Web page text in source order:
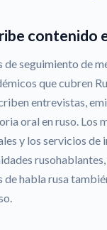
contenido
de seguimiento de
que cubren
entrevistas,
oral en ruso. Los
y los servicios de
rusohablantes,
de habla rusa